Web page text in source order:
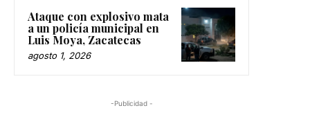
Ataque con explosivo mata
a un policía municipal en
Luis Moya, Zacatecas
agosto 1, 2026
-Publicidad -